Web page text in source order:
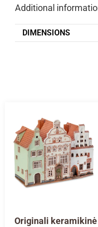
Additional
DIMENSIONS
Originali keramikinė